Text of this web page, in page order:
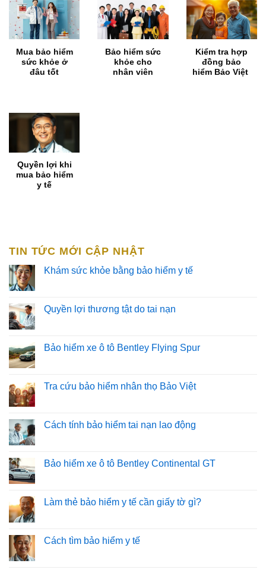
Mua bảo hiểm
sức khỏe ở
đâu tốt
Bảo hiểm sức
khỏe cho
nhân viên
Kiểm tra hợp
đồng bảo
hiểm Bảo Việt
Quyền lợi khi
mua bảo hiểm
y tế
TIN TỨC MỚI CẬP NHẬT
Khám sức khỏe bằng bảo hiểm y tế
Quyền lợi thương tật do tai nạn
Bảo hiểm xe ô tô Bentley Flying Spur
Tra cứu bảo hiểm nhân thọ Bảo Việt
Cách tính bảo hiểm tai nạn lao động
Bảo hiểm xe ô tô Bentley Continental GT
Làm thẻ bảo hiểm y tế cần giấy tờ gì?
Cách tìm bảo hiểm y tế